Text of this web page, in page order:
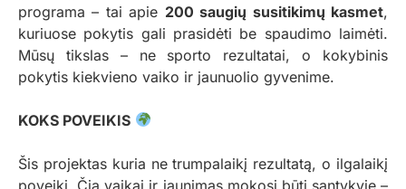
programa – tai apie 200 saugių susitikimų kasmet,
kuriuose pokytis gali prasidėti be spaudimo laimėti.
Mūsų tikslas – ne sporto rezultatai, o kokybinis
pokytis kiekvieno vaiko ir jaunuolio gyvenime.
KOKS POVEIKIS
Šis projektas kuria ne trumpalaikį rezultatą, o ilgalaikį
poveikį. Čia vaikai ir jaunimas mokosi būti santykyje –